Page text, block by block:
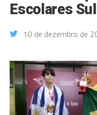
Escolares
10 de dezembro de